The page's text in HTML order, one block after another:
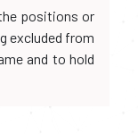
positions or
excluded from
and to hold